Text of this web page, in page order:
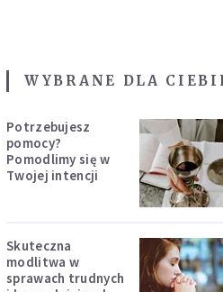
WYBRANE DLA
Potrzebujesz
pomocy?
Pomodlimy się w
Twojej intencji
Skuteczna
modlitwa w
sprawach trudnych